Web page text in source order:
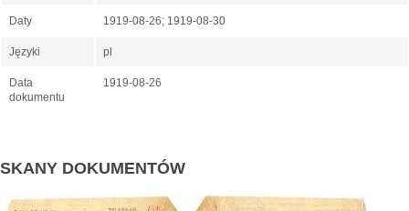
Daty 1919-08-26; 1919-08-30
Języki pl
Data
dokumentu
1919-08-26
SKANY DOKUMENTÓW